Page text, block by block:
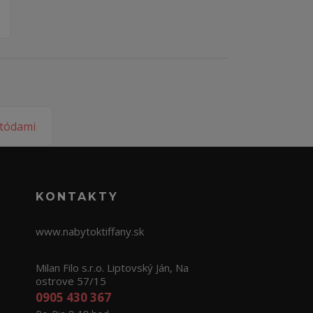
KONTAKTY
www.nabytoktiffany.sk
Milan Filo s.r.o. Liptovský Ján, Na
ostrove 57/15
0905 430 367